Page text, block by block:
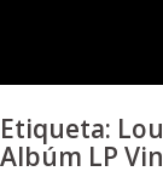
Etiqueta:
Albúm LP